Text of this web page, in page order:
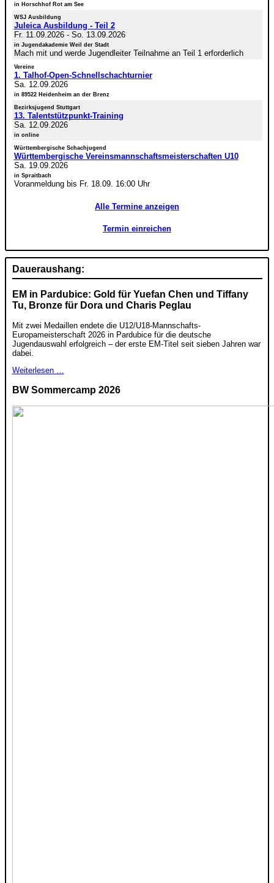
in Horschhof Rot am See
WSJ Ausbildung
Juleica Ausbildung - Teil 2
Fr. 11.09.2026- So. 13.09.2026
in Jugendakademie Weil der Stadt
Mach mit und werde Jugendleiter Teilnahme an Teil 1 erforderlich
Vereine
1. Talhof-Open-Schnellschachturnier
Sa. 12.09.2026
in 89522 Heidenheim an der Brenz
Bezirksjugend Stuttgart
13. Talentstützpunkt-Training
Sa. 12.09.2026
in online
Württembergische Schachjugend
Württembergische Vereinsmannschaftsmeisterschaften U10
Sa. 19.09.2026
in Spraitbach
Voranmeldung bis Fr. 18.09. 16:00 Uhr
Alle Termine anzeigen
Termin einreichen
Daueraushang:
EM in Pardubice: Gold für Yuefan Chen und Tiffany
Tu, Bronze für Dora und Charis Peglau
Mit zwei Medaillen endete die U12/U18-Mannschafts-
Europameisterschaft 2026 in Pardubice für die deutsche
Jugendauswahl erfolgreich – der erste EM-Titel seit sieben Jahren war
dabei.
Weiterlesen …
BW Sommercamp 2026